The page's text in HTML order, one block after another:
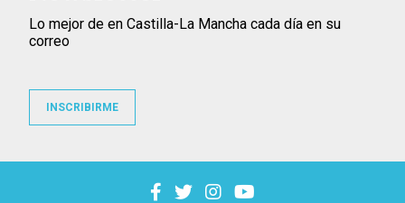
Lo mejor de en Castilla-La Mancha cada día en su
correo
INSCRIBIRME